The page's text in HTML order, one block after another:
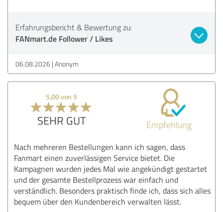
Erfahrungsbericht & Bewertung zu:
FANmart.de Follower / Likes
06.08.2026 Anonym
5,00 von 5
SEHR GUT Empfehlung
Nach mehreren Bestellungen kann ich sagen, dass
Fanmart einen zuverlässigen Service bietet. Die
Kampagnen wurden jedes Mal wie angekündigt gestartet
und der gesamte Bestellprozess war einfach und
verständlich. Besonders praktisch finde ich, dass sich alles
bequem über den Kundenbereich verwalten lässt.